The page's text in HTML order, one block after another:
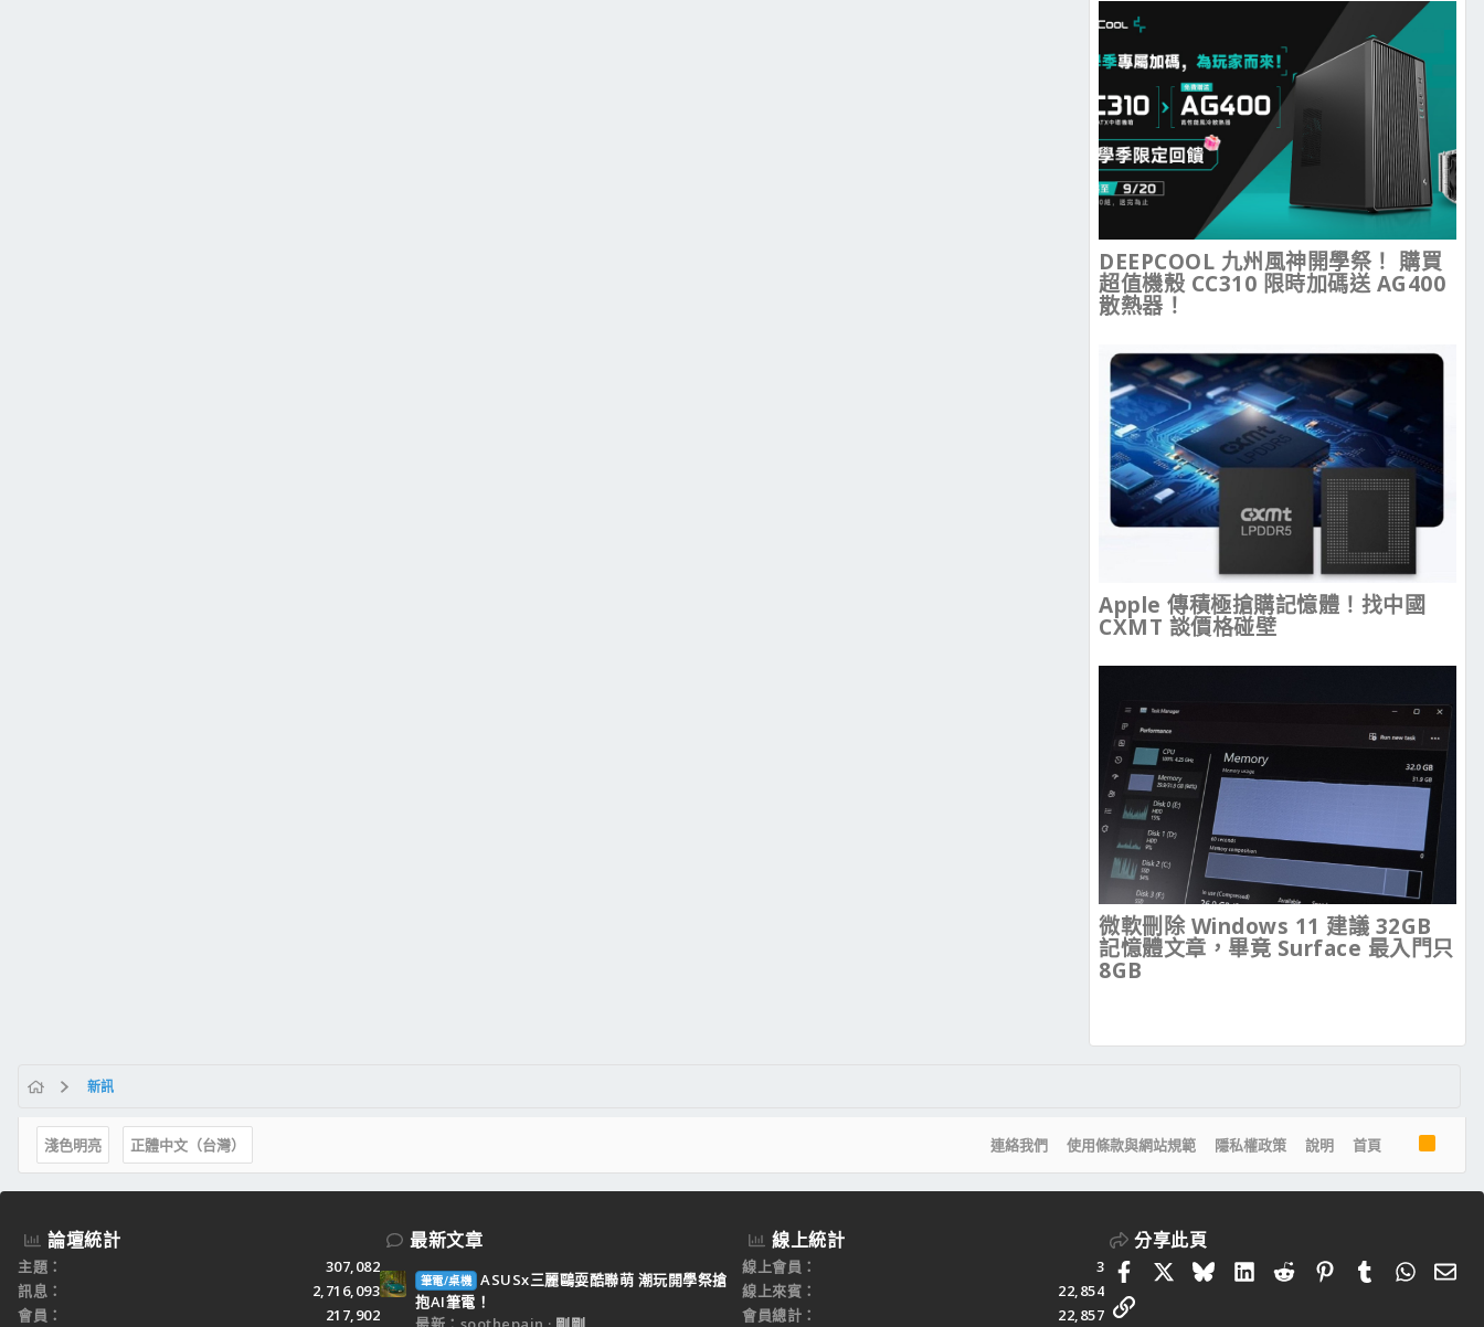
DEEPCOOL 九州風神開學祭！ 購買
超值機殼 CC310 限時加碼送 AG400
散熱器！
Apple 傳積極搶購記憶體！找中國
CXMT 談價格碰壁
微軟刪除 Windows 11 建議 32GB
記憶體文章，畢竟 Surface 最入門只
8GB
新訊
淺色明亮 正體中文（台灣） 連絡我們 使用條款與網站規範 隱私權政策 說明 首頁
S
論壇統計
主題
307,082
訊息
2,716,093
會員
217,902
最新文章
筆電/桌機 ASUSx三麗鷗耍酷聯萌 潮玩開學祭搶
抱AI筆電！
線上統計
線上會員
3
線上來賓
22,854
會員總計
22,857
分享此頁
FacebookBlueskyLinkedIn
RedditPinterestTumblr 電
連結